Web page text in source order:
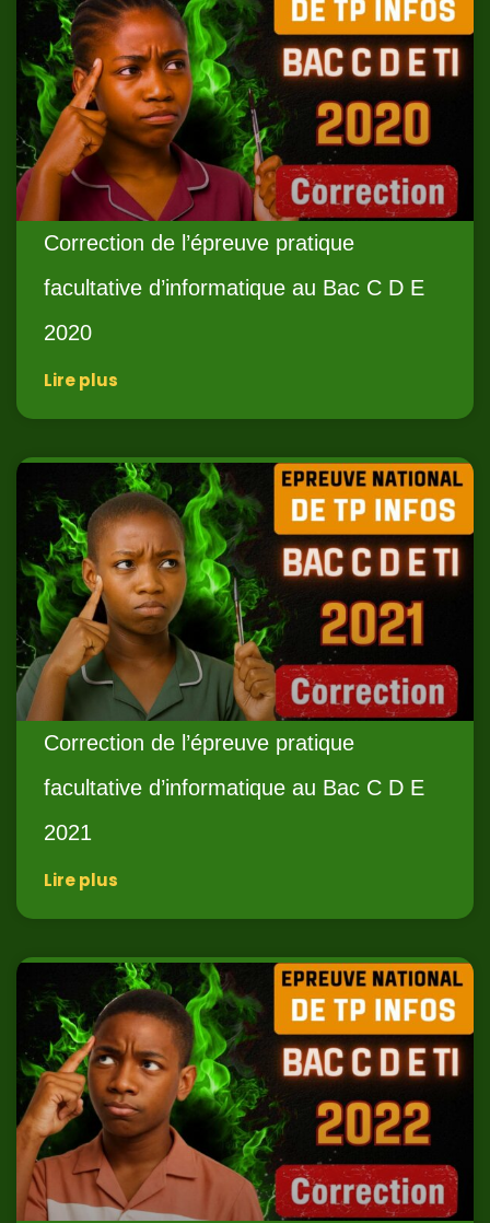
Correction de l’épreuve pratique
facultative d’informatique au Bac C D E
2020
Lire plus
Correction de l’épreuve pratique
facultative d’informatique au Bac C D E
2021
Lire plus